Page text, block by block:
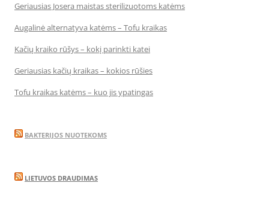
Geriausias Josera maistas sterilizuotoms katėms
Augalinė alternatyva katėms – Tofu kraikas
Kačių kraiko rūšys – kokį parinkti katei
Geriausias kačių kraikas – kokios rūšies
Tofu kraikas katėms – kuo jis ypatingas
BAKTERIJOS NUOTEKOMS
LIETUVOS DRAUDIMAS